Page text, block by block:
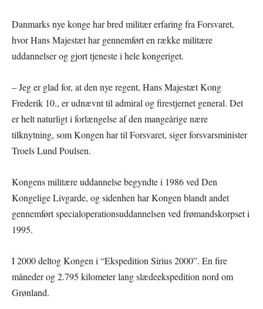
Danmarks nye konge har bred militær erfaring fra Forsvaret,
hvor Hans Majestæt har gennemført en række militære
uddannelser og gjort tjeneste i hele kongeriget.
– Jeg er glad for, at den nye regent, Hans Majestæt Kong
Frederik 10., er udnævnt til admiral og firestjernet general. Det
er helt naturligt i forlængelse af den mangeårige nære
tilknytning, som Kongen har til Forsvaret, siger forsvarsminister
Troels Lund Poulsen.
Kongens militære uddannelse begyndte i 1986 ved Den
Kongelige Livgarde, og sidenhen har Kongen blandt andet
gennemført specialoperationsuddannelsen ved frømandskorpset i
1995.
I 2000 deltog Kongen i “Ekspedition Sirius 2000”. En fire
måneder og 2.795 kilometer lang slædeekspedition nord om
Grønland.